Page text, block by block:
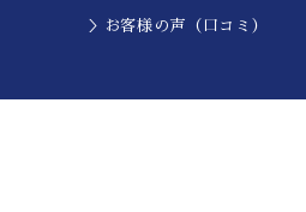
＞お客様の声（口コミ）